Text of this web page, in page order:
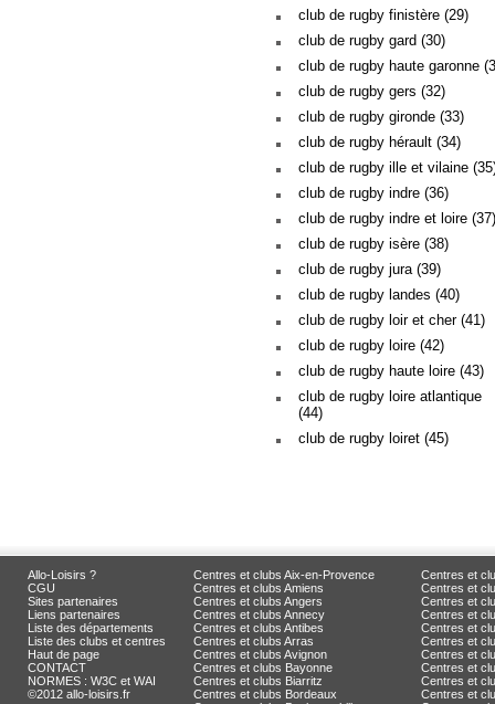
club de rugby finistère (29)
club de rugby gard (30)
club de rugby haute garonne
club de rugby gers (32)
club de rugby gironde (33)
club de rugby hérault (34)
club de rugby ille et vilaine
club de rugby indre (36)
club de rugby indre et loire (37)
club de rugby isère (38)
club de rugby jura (39)
club de rugby landes (40)
club de rugby loir et cher (41)
club de rugby loire (42)
club de rugby haute loire (43)
club de rugby loire atlantique
(44)
club de rugby loiret (45)
Allo-Loisirs ?
CGU
Sites partenaires
Liens partenaires
Liste des départements
Liste des clubs et centres
Haut de page
CONTACT
NORMES : W3C et WAI
©2012 allo-loisirs.fr
Centres et clubs Aix-en-Provence
Centres et clubs Amiens
Centres et clubs Angers
Centres et clubs Annecy
Centres et clubs Antibes
Centres et clubs Arras
Centres et clubs Avignon
Centres et clubs Bayonne
Centres et clubs Biarritz
Centres et clubs Bordeaux
Centres et
Centres et
Centres et
Centres et
Centres et
Centres et
Centres et
Centres et
Centres et
Centres et